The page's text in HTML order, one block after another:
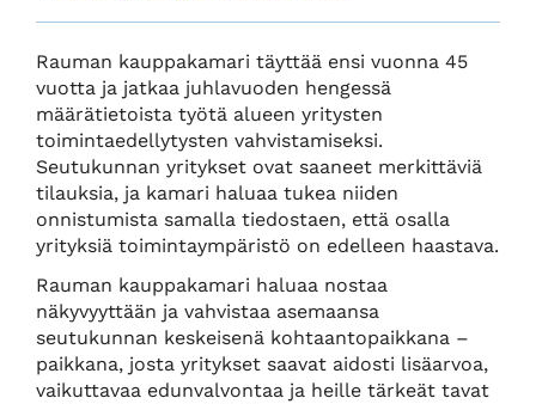
Rauman kauppakamari täyttää ensi vuonna 45
vuotta ja jatkaa juhlavuoden hengessä
määrätietoista työtä alueen yritysten
toimintaedellytysten vahvistamiseksi.
Seutukunnan yritykset ovat saaneet merkittäviä
tilauksia, ja kamari haluaa tukea niiden
onnistumista samalla tiedostaen, että osalla
yrityksiä toimintaympäristö on edelleen haastava.
Rauman kauppakamari haluaa nostaa
näkyvyyttään ja vahvistaa asemaansa
seutukunnan keskeisenä kohtaantopaikkana –
paikkana, josta yritykset saavat aidosti lisäarvoa,
vaikuttavaa edunvalvontaa ja heille tärkeät tavat